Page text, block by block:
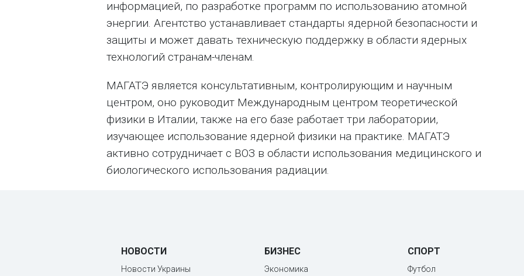
информацией, по разработке программ по использованию атомной
энергии. Агентство устанавливает стандарты ядерной безопасности и
защиты и может давать техническую поддержку в области ядерных
технологий странам-членам.
МАГАТЭ является консультативным, контролирующим и научным
центром, оно руководит Международным центром теоретической
физики в Италии, также на его базе работает три лаборатории,
изучающее использование ядерной физики на практике. МАГАТЭ
активно сотрудничает с ВОЗ в области использования медицинского и
биологического использования радиации.
НОВОСТИ
Новости Украины
БИЗНЕС
Экономика
СПОРТ
Футбол